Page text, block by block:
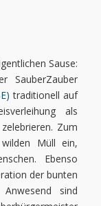
Sause:
SauberZauber
traditionell auf
als
Zum
Müll ein,
Ebenso
der bunten
sind